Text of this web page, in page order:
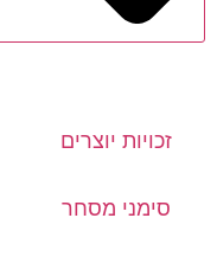
זכויות יוצרים
סימני מסחר